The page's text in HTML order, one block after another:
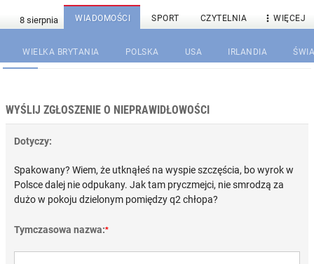
WIADOMOŚCI SPORT CZYTELNIA  WIĘCEJ
WIELKA BRYTANIA POLSKA USA IRLANDIA
WYŚLIJ ZGŁOSZENIE O NIEPRAWIDŁOWOŚCI
Dotyczy:
Spakowany? Wiem, że utknąłeś na wyspie szczęścia, bo wyrok w
Polsce dalej nie odpukany. Jak tam pryczmejci, nie smrodzą za
dużo w pokoju dzielonym pomiędzy q2 chłopa?
Tymczasowa nazwa:*